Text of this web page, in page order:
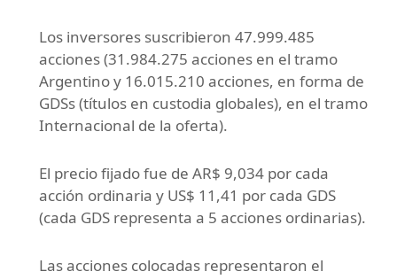
Los inversores suscribieron 47.999.485
acciones (31.984.275 acciones en el tramo
Argentino y 16.015.210 acciones, en forma de
GDSs (títulos en custodia globales), en el tramo
Internacional de la oferta).
El precio fijado fue de AR$ 9,034 por cada
acción ordinaria y US$ 11,41 por cada GDS
(cada GDS representa a 5 acciones ordinarias).
Las acciones colocadas representaron el